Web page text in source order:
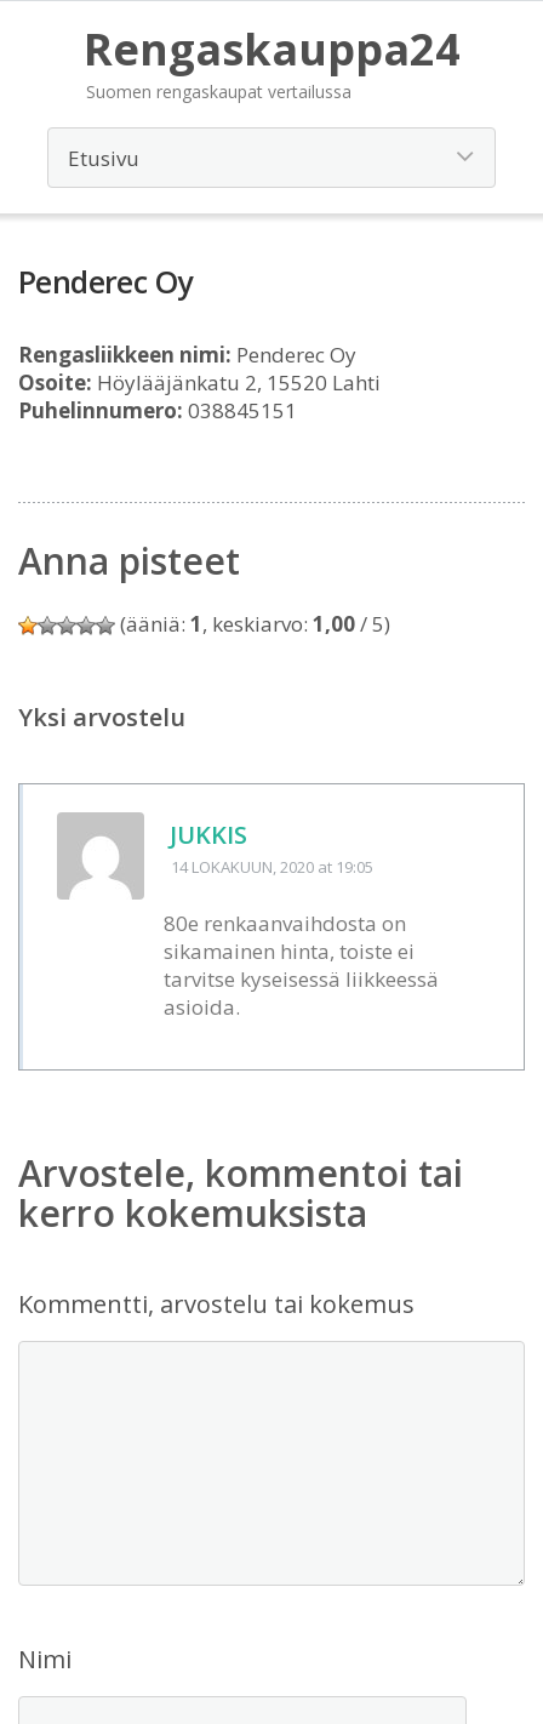
Rengaskauppa24
Suomen rengaskaupat vertailussa
Penderec Oy
Rengasliikkeen nimi: Penderec Oy
Osoite: Höylääjänkatu 2, 15520 Lahti
Puhelinnumero: 038845151
Anna pisteet
(ääniä: 1, keskiarvo: 1,00/ 5)
Yksi arvostelu
JUKKIS
14 LOKAKUUN, 2020 at 19:05
80e renkaanvaihdosta on
sikamainen hinta, toiste ei
tarvitse kyseisessä liikkeessä
asioida.
Arvostele, kommentoi tai
kerro kokemuksista
Kommentti, arvostelu tai kokemus
Nimi